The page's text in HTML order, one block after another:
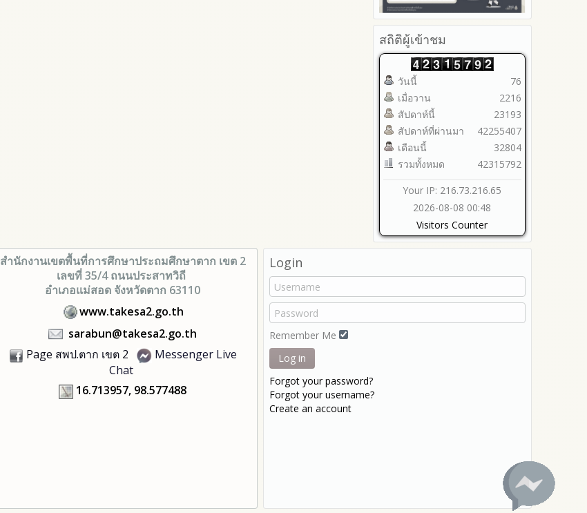
การพัฒนาองค์กร
รายงานผลการดำเนินการเพื่อ
ส่งเสริมคุณธรรมและความ
โปร่งใสภายใน สพท. ประจำ
ปีงบประมาณ
สถิติผู้เข้าชม
วันนี้
เมื่อวาน
สัปดาห์นี้
สัปดาห์ที่ผ่านมา
เดือนนี้
รวมทั้งหมด
76
2216
23193
42255407
32804
42315792
Your IP: 216.73.216.65
2026-08-08 00:48
Visitors Counter
สำนักงานเขตพื้นที่การศึกษาประถมศึกษาตาก เขต 2
เลขที่ 35/4 ถนนประสาทวิถี
อำเภอแม่สอด จังหวัดตาก 63110
www.takesa2.go.th
sarabun@takesa2.go.th
Page สพป.ตาก เขต 2
Messenger Live
Chat
16.713957, 98.577488
Login
Remember Me
Log in
Forgot your password?
Forgot your username?
Create an account